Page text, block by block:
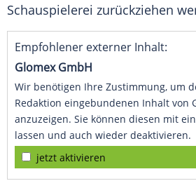
Schauspielerei zurückziehen
Empfohlener externer Inhalt:
Glomex GmbH
Wir benötigen Ihre Zustimmung, um
Redaktion eingebundenen Inhalt von
anzuzeigen. Sie können diesen mit
lassen und auch wieder deaktivieren.
jetzt aktivieren